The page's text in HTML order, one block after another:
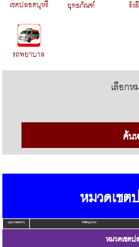
เขตปลอดบุหรี่ ยุทธภัณฑ์ รังสี
รถพยาบาล
เลือก
หมวดเข
กฎหมายของท่าน หัวข้อกฎหมาย
หมวดเขต